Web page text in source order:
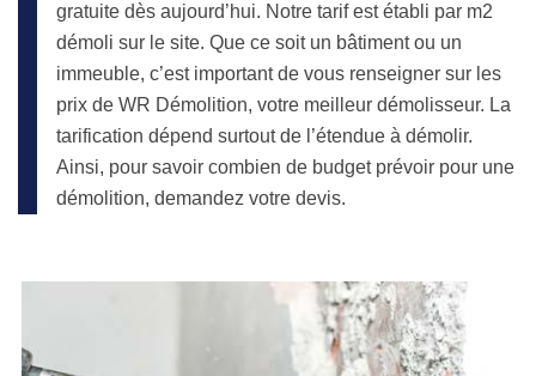
gratuite dès aujourd’hui. Notre tarif est établi par m2
démoli sur le site. Que ce soit un bâtiment ou un
immeuble, c’est important de vous renseigner sur les
prix de WR Démolition, votre meilleur démolisseur. La
tarification dépend surtout de l’étendue à démolir.
Ainsi, pour savoir combien de budget prévoir pour une
démolition, demandez votre devis.